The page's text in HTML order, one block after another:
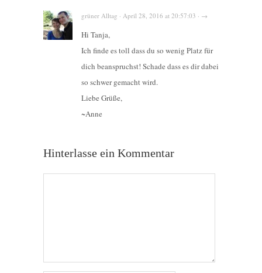
grüner Alltag · April 28, 2016 at 20:57:03 · →
Hi Tanja,
Ich finde es toll dass du so wenig Platz für
dich beanspruchst! Schade dass es dir dabei
so schwer gemacht wird.
Liebe Grüße,
~Anne
Hinterlasse ein Kommentar